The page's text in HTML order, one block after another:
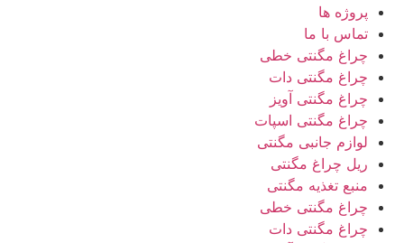
پروژه ها
تماس با ما
چراغ مگنتی خطی
چراغ مگنتی دات
چراغ مگنتی آویز
چراغ مگنتی اسپات
لوازم جانبی مگنتی
ریل چراغ مگنتی
منبع تغذیه مگنتی
چراغ مگنتی خطی
چراغ مگنتی دات